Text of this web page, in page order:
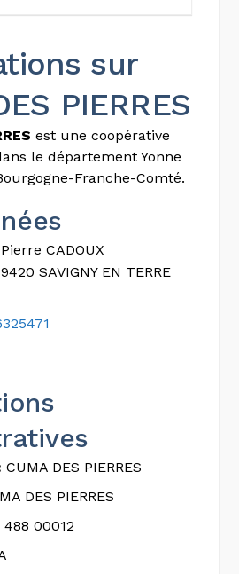
sur
PIERRES
est une coopérative
le département Yonne
Franche-Comté.
CADOUX
SAVIGNY EN TERRE
CUMA DES PIERRES
DES PIERRES
00012